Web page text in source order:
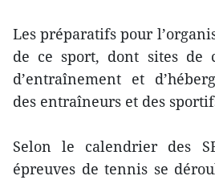
Les préparatifs pour
de ce sport, dont sites de
d’entraînement et
des entraîneurs et des
Selon le calendrier des
épreuves de tennis se